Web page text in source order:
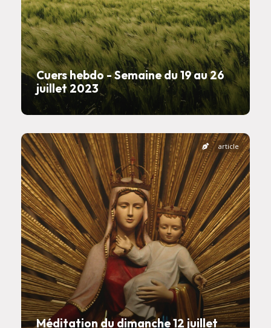
Cuers hebdo - Semaine du 19 au 26
juillet 2023
Méditation du dimanche 12 juillet
article